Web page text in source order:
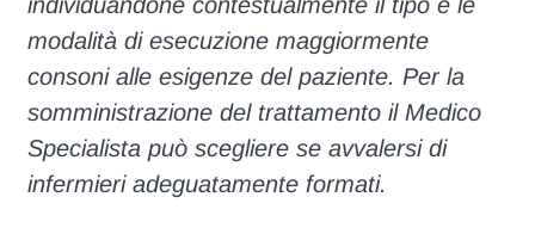
modalità di esecuzione maggiormente
consoni alle esigenze del paziente. Per la
somministrazione del trattamento il Medico
Specialista può scegliere se avvalersi di
infermieri adeguatamente formati.